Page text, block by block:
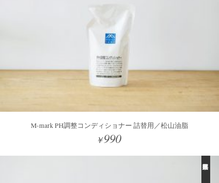
M-mark PH調整コンディショナー 詰替用／松山油脂
￥990